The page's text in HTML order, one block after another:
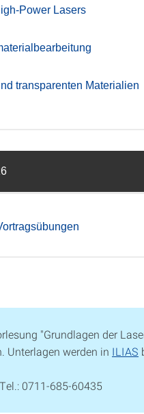
Power Lasers
transparenten Materialien
"Grundlagen der
Unterlagen werden in ILIAS
0711-685-60435